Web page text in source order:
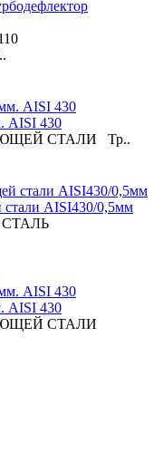
AISI 430
СТАЛИ Тр..
AISI430/0,5мм
AISI 430
СТАЛИ